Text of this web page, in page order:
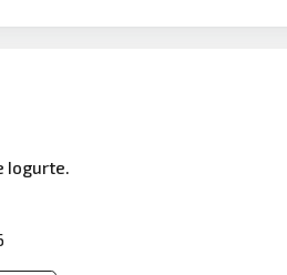
Iogurte.